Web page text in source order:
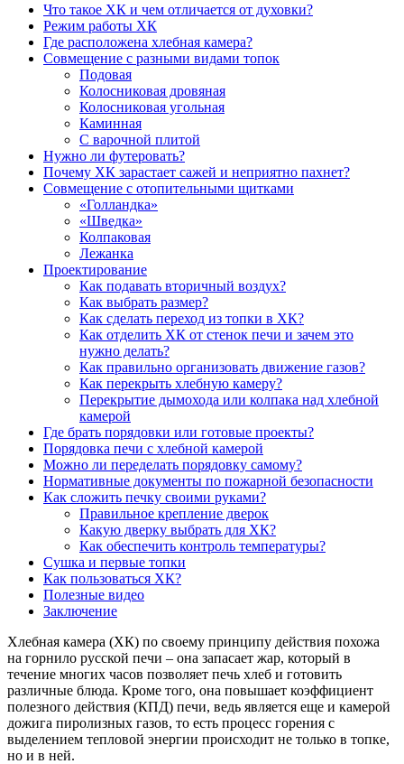
Что такое ХК и чем отличается от духовки?
Режим работы ХК
Где расположена хлебная камера?
Совмещение с разными видами топок
Подовая
Колосниковая дровяная
Колосниковая угольная
Каминная
С варочной плитой
Нужно ли футеровать?
Почему ХК зарастает сажей и неприятно пахнет?
Совмещение с отопительными щитками
«Голландка»
«Шведка»
Колпаковая
Лежанка
Проектирование
Как подавать вторичный воздух?
Как выбрать размер?
Как сделать переход из топки в ХК?
Как отделить ХК от стенок печи и зачем это
нужно делать?
Как правильно организовать движение газов?
Как перекрыть хлебную камеру?
Перекрытие дымохода или колпака над хлебной
камерой
Где брать порядовки или готовые проекты?
Порядовка печи с хлебной камерой
Можно ли переделать порядовку самому?
Нормативные документы по пожарной безопасности
Как сложить печку своими руками?
Правильное крепление дверок
Какую дверку выбрать для ХК?
Как обеспечить контроль температуры?
Сушка и первые топки
Как пользоваться ХК?
Полезные видео
Заключение
Хлебная камера (ХК) по своему принципу действия похожа
на горнило русской печи – она запасает жар, который в
течение многих часов позволяет печь хлеб и готовить
различные блюда. Кроме того, она повышает коэффициент
полезного действия (КПД) печи, ведь является еще и камерой
дожига пиролизных газов, то есть процесс горения с
выделением тепловой энергии происходит не только в топке,
но и в ней.